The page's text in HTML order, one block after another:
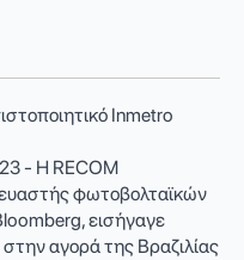
Inmetro
- Η RECOM
φωτοβολταϊκών
εισήγαγε
αγορά της Βραζιλίας